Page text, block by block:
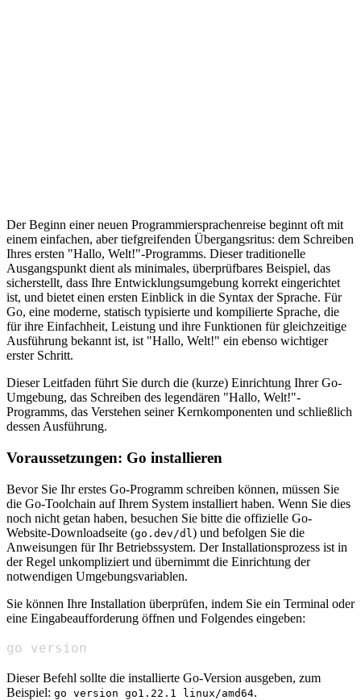
Der Beginn einer neuen Programmiersprachenreise beginnt oft mit
einem einfachen, aber tiefgreifenden Übergangsritus: dem Schreiben
Ihres ersten "Hallo, Welt!"-Programms. Dieser traditionelle
Ausgangspunkt dient als minimales, überprüfbares Beispiel, das
sicherstellt, dass Ihre Entwicklungsumgebung korrekt eingerichtet
ist, und bietet einen ersten Einblick in die Syntax der Sprache. Für
Go, eine moderne, statisch typisierte und kompilierte Sprache, die
für ihre Einfachheit, Leistung und ihre Funktionen für gleichzeitige
Ausführung bekannt ist, ist "Hallo, Welt!" ein ebenso wichtiger
erster Schritt.
Dieser Leitfaden führt Sie durch die (kurze) Einrichtung Ihrer Go-
Umgebung, das Schreiben des legendären "Hallo, Welt!"-
Programms, das Verstehen seiner Kernkomponenten und schließlich
dessen Ausführung.
Voraussetzungen: Go installieren
Bevor Sie Ihr erstes Go-Programm schreiben können, müssen Sie
die Go-Toolchain auf Ihrem System installiert haben. Wenn Sie dies
noch nicht getan haben, besuchen Sie bitte die offizielle Go-
Website-Downloadseite (go.dev/dl ) und befolgen Sie die
Anweisungen für Ihr Betriebssystem. Der Installationsprozess ist in
der Regel unkompliziert und übernimmt die Einrichtung der
notwendigen Umgebungsvariablen.
Sie können Ihre Installation überprüfen, indem Sie ein Terminal oder
eine Eingabeaufforderung öffnen und Folgendes eingeben:
go version
Dieser Befehl sollte die installierte Go-Version ausgeben, zum
Beispiel: go version go1.22.1 linux/amd64.